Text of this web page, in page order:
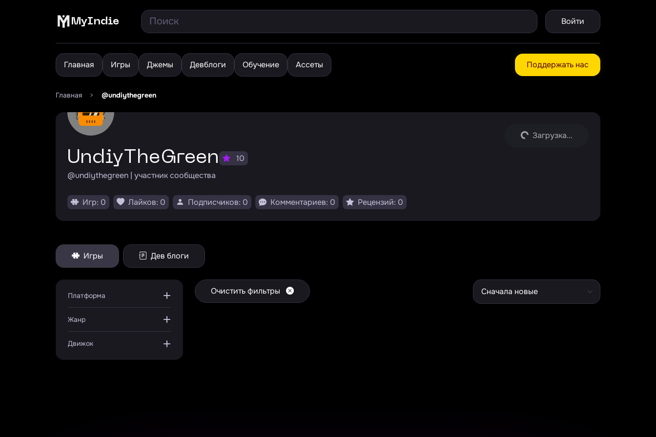
MyIndie Войти
Главная Игры Джемы Девблоги Обучение Ассеты Поддержать нас
Главная > @undiythegreen
Загрузка...
UndiyTheGreen
10
@undiythegreen | участник сообщества
Игр: 0 Лайков: 0 Подписчиков: 0 Комментариев: 0 Рецензий: 0
Игры Дев блоги
Платформа
Жанр
Движок
Очистить фильтры